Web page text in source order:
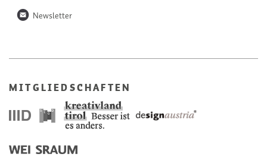
n Newsletter
MITGLIEDSCHAFTEN